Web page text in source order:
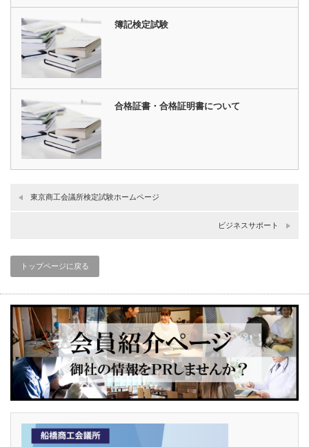
簿記検定試験
合格証書・合格証明書について
東京商工会議所検定試験ホームページ
ビジネスサポート
トップページに戻る